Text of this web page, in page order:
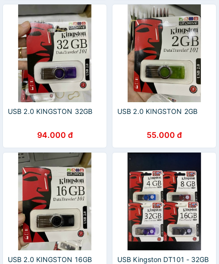
USB 2.0 KINGSTON 32GB
94.000 đ
USB 2.0 KINGSTON 2GB
55.000 đ
USB 2.0 KINGSTON 16GB USB Kingston DT101 - 32GB